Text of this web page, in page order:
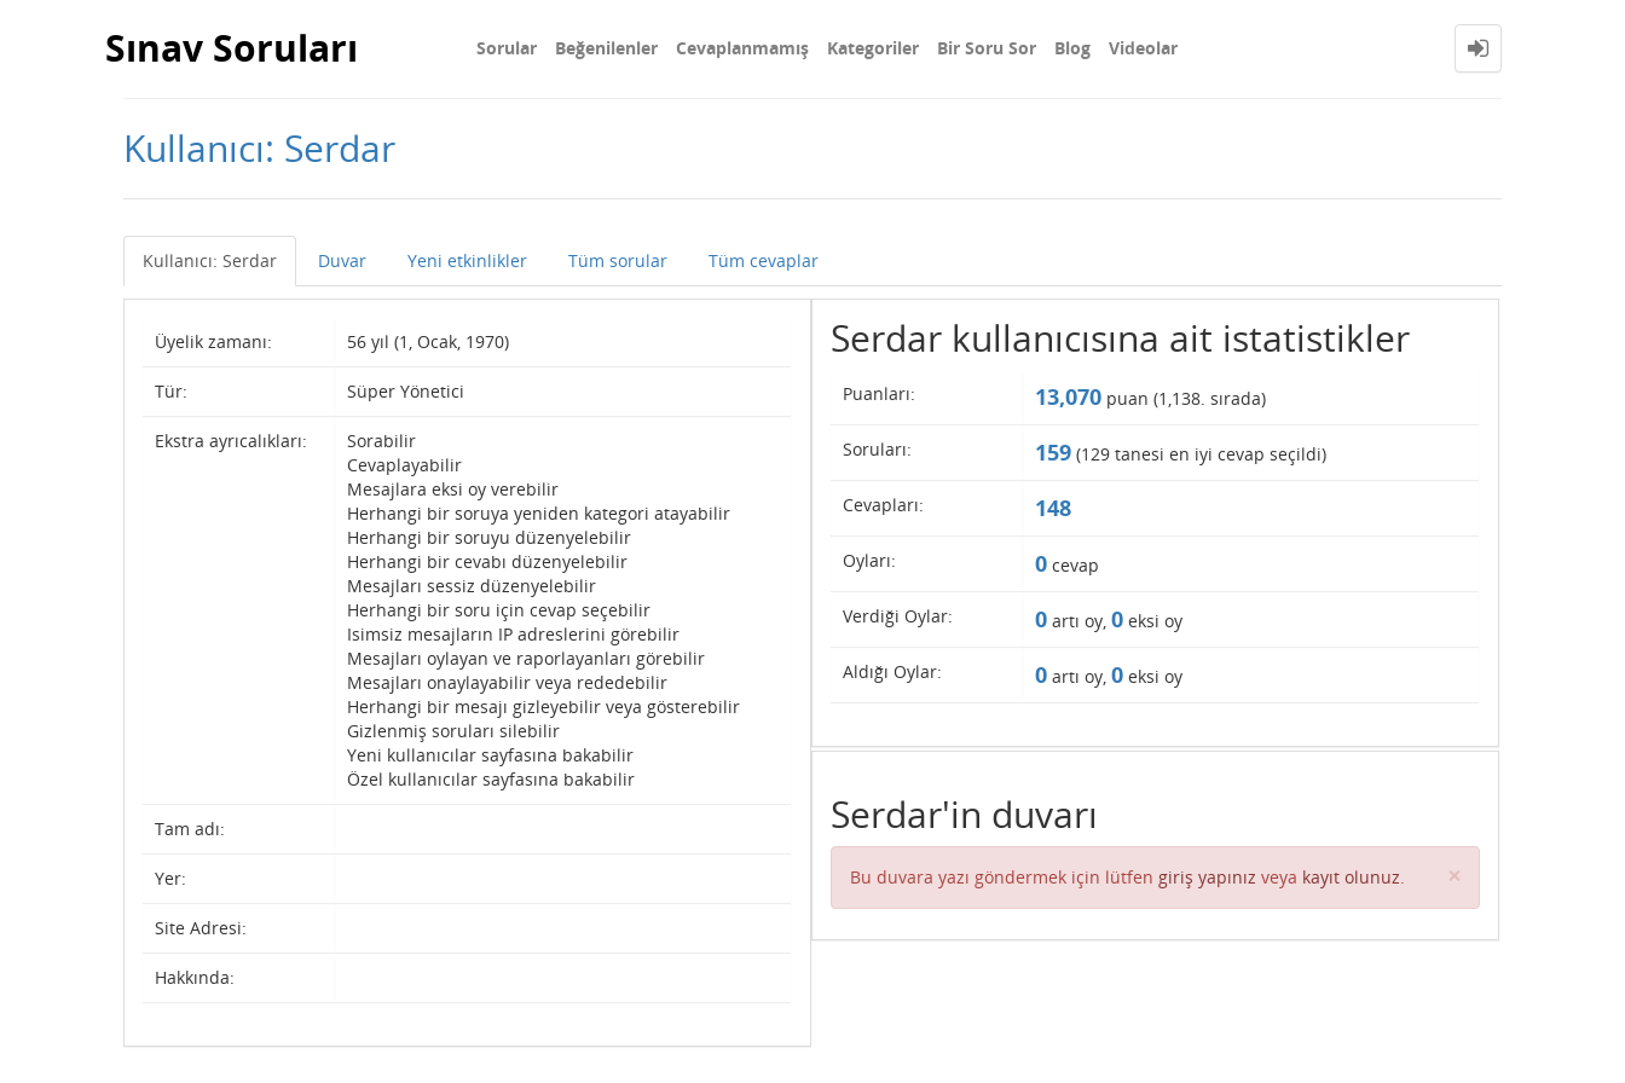
Sınav Soruları Sorular Beğenilenler Cevaplanmamış Kategoriler Bir Soru Sor Blog Videolar
Kullanıcı: Serdar
Kullanıcı: Serdar Duvar Yeni etkinlikler Tüm sorular Tüm cevaplar
Üyelik zamanı: 56 yıl (1, Ocak, 1970)
Tür: Süper Yönetici
Ekstra ayrıcalıkları:
Sorabilir
Cevaplayabilir
Mesajlara eksi oy verebilir
Herhangi bir soruya yeniden kategori atayabilir
Herhangi bir soruyu düzenyelebilir
Herhangi bir cevabı düzenyelebilir
Mesajları sessiz düzenyelebilir
Herhangi bir soru için cevap seçebilir
Isimsiz mesajların IP adreslerini görebilir
Mesajları oylayan ve raporlayanları görebilir
Mesajları onaylayabilir veya rededebilir
Herhangi bir mesajı gizleyebilir veya gösterebilir
Gizlenmiş soruları silebilir
Yeni kullanıcılar sayfasına bakabilir
Özel kullanıcılar sayfasına bakabilir
Tam adı:
Yer:
Site Adresi:
Hakkında:
Serdar kullanıcısına ait istatistikler
Puanları: 13,070puan (1,138. sırada)
Soruları: 159(129tanesi en iyi cevap seçildi)
Cevapları: 148
Oyları: 0cevap
Verdiği Oylar: 0artı oy, 0eksi oy
Aldığı Oylar: 0artı oy, 0eksi oy
Serdar'in duvarı
Bu duvara yazı göndermek için lütfen giriş yapınız veya kayıt olunuz. ×